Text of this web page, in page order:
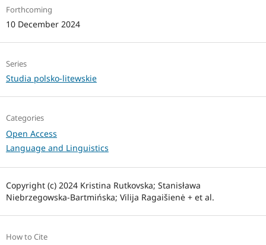
Forthcoming
10 December 2024
Series
Studia polsko-litewskie
Categories
Open Access
Language and Linguistics
Copyright (c) 2024 Kristina Rutkovska; Stanisława
Niebrzegowska-Bartmińska; Vilija Ragaišienė + et al.
How to Cite